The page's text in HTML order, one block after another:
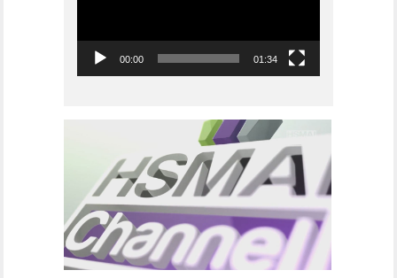
00:00 01:34